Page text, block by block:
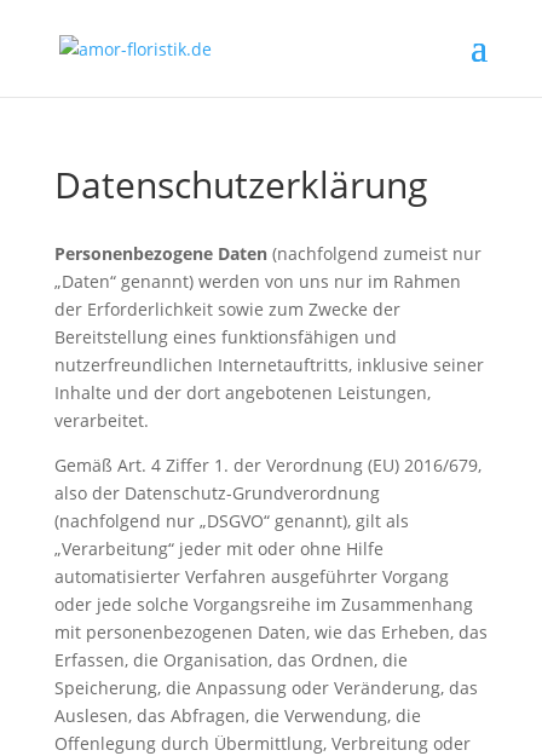
Datenschutzerklärung
Personenbezogene Daten(nachfolgend zumeist nur
„Daten“ genannt) werden von uns nur im Rahmen
der Erforderlichkeit sowie zum Zwecke der
Bereitstellung eines funktionsfähigen und
nutzerfreundlichen Internetauftritts, inklusive seiner
Inhalte und der dort angebotenen Leistungen,
verarbeitet.
Gemäß Art. 4 Ziffer 1. der Verordnung (EU) 2016/679,
also der Datenschutz-Grundverordnung
(nachfolgend nur „DSGVO“ genannt), gilt als
„Verarbeitung“ jeder mit oder ohne Hilfe
automatisierter Verfahren ausgeführter Vorgang
oder jede solche Vorgangsreihe im Zusammenhang
mit personenbezogenen Daten, wie das Erheben, das
Erfassen, die Organisation, das Ordnen, die
Speicherung, die Anpassung oder Veränderung, das
Auslesen, das Abfragen, die Verwendung, die
Offenlegung durch Übermittlung, Verbreitung oder